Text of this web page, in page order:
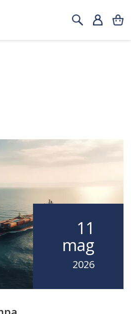
11
mag
2026